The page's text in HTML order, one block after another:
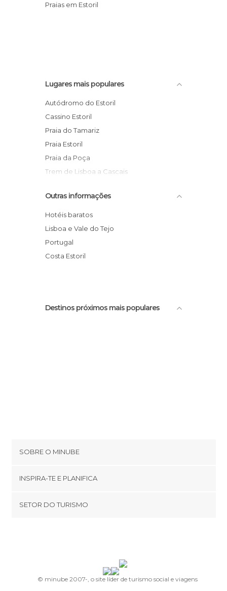
Praias em Estoril
Lugares mais populares
Autódromo do Estoril
Cassino Estoril
Praia do Tamariz
Praia Estoril
Praia da Poça
Trem de Lisboa a Cascais
São Pedro do Estoril
Antiga Estação de Trem
Outras informações
Hotéis baratos
Lisboa e Vale do Tejo
Portugal
Costa Estoril
Destinos próximos mais populares
SOBRE O MINUBE
Términos e Condições
INSPIRA-TE E PLANIFICA
SETOR DO TURISMO
© minube 2007-, o site líder de turismo social e viagens